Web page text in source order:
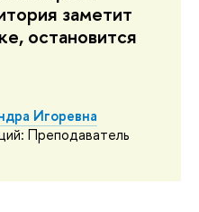
заметит
остановится
Игоревна
Преподаватель